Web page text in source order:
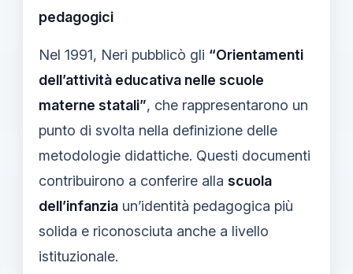
pedagogici
Nel 1991, Neri pubblicò gli “Orientamenti
dell’attività educativa nelle scuole
materne statali”, che rappresentarono un
punto di svolta nella definizione delle
metodologie didattiche. Questi documenti
contribuirono a conferire alla scuola
dell’infanzia un’identità pedagogica più
solida e riconosciuta anche a livello
istituzionale.